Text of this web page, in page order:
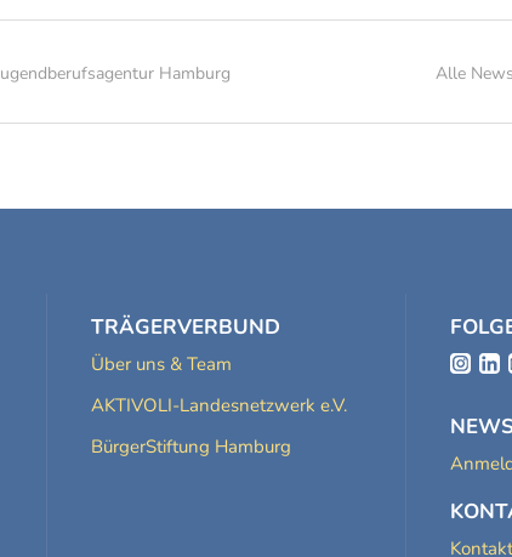
Hamburg Alle News
TRÄGERVERBUND
Über uns & Team
AKTIVOLI-Landesnetzwerk e.V.
BürgerStiftung Hamburg
Kontakt